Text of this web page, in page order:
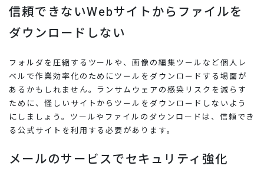
信頼できないWebサイトからファイルを
ダウンロードしない
フォルダを圧縮するツールや、画像の編集ツールなど個人レ
ベルで作業効率化のためにツールをダウンロードする場面が
あるかもしれません。ランサムウェアの感染リスクを減らす
ために、怪しいサイトからツールをダウンロードしないよう
にしましょう。ツールやファイルのダウンロードは、信頼でき
る公式サイトを利用する必要があります。
メールのサービスでセキュリティ強化